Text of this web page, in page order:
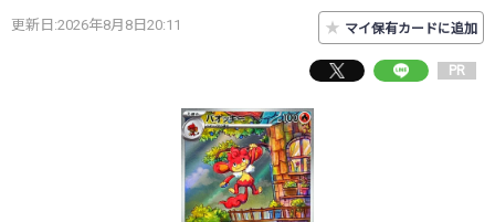
更新日:2026年8月8日20:11 ★ マイ保有カードに追加
PR